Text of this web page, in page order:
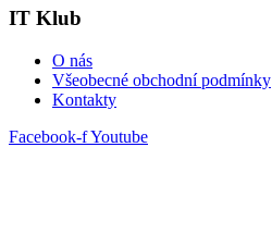
IT Klub
O nás
Všeobecné obchodní podmínky
Kontakty
Facebook-fYoutube